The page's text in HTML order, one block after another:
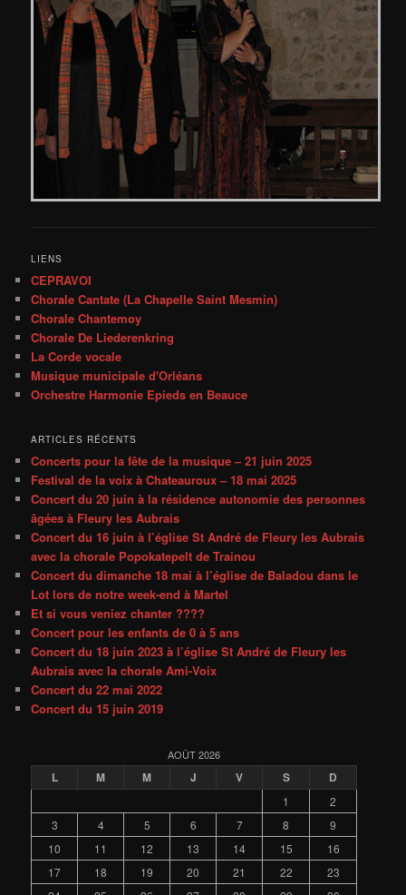
LIENS
CEPRAVOI
Chorale Cantate (La Chapelle Saint Mesmin)
Chorale Chantemoy
Chorale De Liederenkring
La Corde vocale
Musique municipale d'Orléans
Orchestre Harmonie Epieds en Beauce
ARTICLES RÉCENTS
Concerts pour la fête de la musique – 21 juin 2025
Festival de la voix à Chateauroux – 18 mai 2025
Concert du 20 juin à la résidence autonomie des personnes
âgées à Fleury les Aubrais
Concert du 16 juin à l’église St André de Fleury les Aubrais
avec la chorale Popokatepelt de Trainou
Concert du dimanche 18 mai à l’église de Baladou dans le
Lot lors de notre week-end à Martel
Et si vous veniez chanter ????
Concert pour les enfants de 0 à 5 ans
Concert du 18 juin 2023 à l’église St André de Fleury les
Aubrais avec la chorale Ami-Voix
Concert du 22 mai 2022
Concert du 15 juin 2019
AOÛT 2026
L M M J V S D
1
2
3
4 5 6 7 8
9
10
11 12 13 14 15
16
17
18 19 20 21 22
23